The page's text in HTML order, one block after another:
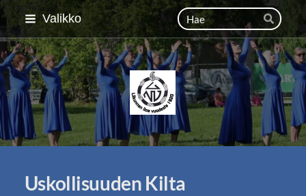
Siirry
sivun
sisältöön
Valikko Haku
Hae
Lahden
Uskollisuuden Kilta